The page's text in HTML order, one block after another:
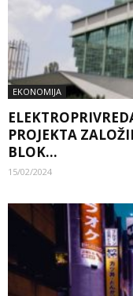
EKONOMIJA
PROJEKTA
BLOK...
15/02/2024